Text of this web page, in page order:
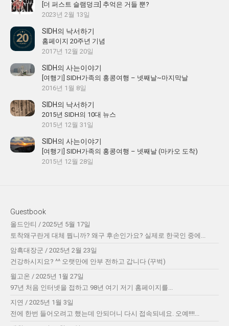
[더 퍼스트 슬램덩크] 추억은 거들 뿐?
2023년 2월 13일
SIDH의 낙서하기
홈페이지 20주년 기념
2017년 12월 20일
SIDH의 사는이야기
[여행기] SIDH가족의 홍콩여행 – 넷째날~마지막날
2016년 1월 8일
SIDH의 낙서하기
2015년 SIDH의 10대 뉴스
2015년 12월 31일
SIDH의 사는이야기
[여행기] SIDH가족의 홍콩여행 – 넷째날 (마카오 도착)
2015년 12월 28일
Guestbook
올드안티 / 2025년 5월 17일
토착왜구란게 대체 뭡니까? 왜구 후손인가요? 실제로 한국인 중에...
암흑대장군 / 2025년 2월 23일
건강하시지요? ^^ 오랫만에 안부 전하고 갑니다 (꾸벅)
윌고온 / 2025년 1월 27일
97년 처음 인터넷을 접하고 98년 여기 저기 홈페이지를...
지연 / 2025년 1월 3일
전에 한번 들어오려고 했는데 안되더니 다시 접속되네요. 오예!!!!...